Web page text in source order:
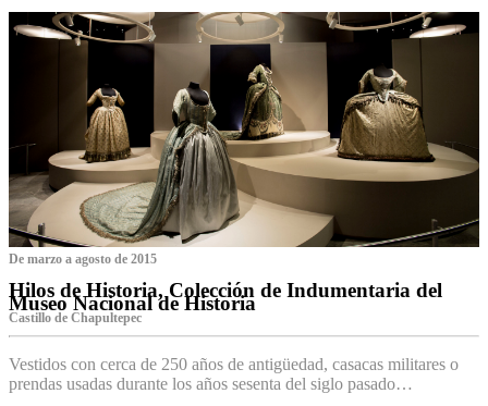
De marzo a agosto de 2015
Hilos de Historia, Colección de Indumentaria del
Museo Nacional de Historia
Castillo de Chapultepec
Vestidos con cerca de 250 años de antigüedad, casacas militares o
prendas usadas durante los años sesenta del siglo pasado…